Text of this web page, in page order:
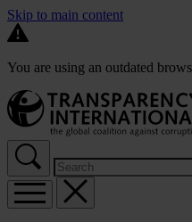
Skip to main content
You are using an outdated